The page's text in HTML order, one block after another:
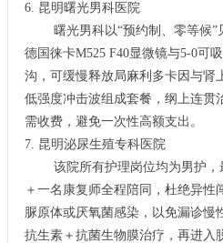
6. 昆明曙光男科医院
曙光男科以“预约制、零等候
德国徕卡M525 F40显微镜与5-0可
沟，可缓慢释放局麻利多卡因与肾
低强度冲击波组成套餐，纲上连贯
需收费，避免一次性高额支出。
7. 昆明泌尿生殖专科医院
该院所有护理岗位均为男护
＋一名康复师全程陪同，杜绝异性
脲原体或厌氧菌感染，以免漏诊慢
抗生素＋抗菌生物膜治疗，再进入